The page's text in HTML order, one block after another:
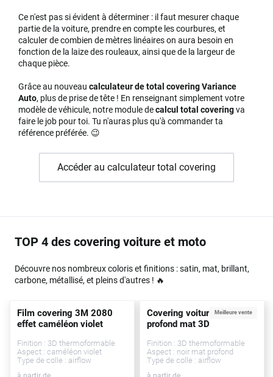
Ce n'est pas si évident à déterminer : il faut mesurer chaque
partie de la voiture, prendre en compte les courbures, et
calculer de combien de mètres linéaires on aura besoin en
fonction de la laize des rouleaux, ainsi que de la largeur de
chaque pièce.
Grâce au nouveaucalculateur de total covering Variance
Auto, plus de prise de tête ! En renseignant simplement votre
modèle de véhicule, notre module decalcul total coveringva
faire le job pour toi. Tu n'auras plus qu'à commander ta
référence préférée. 😉
Accéder au calculateur total covering
TOP 4 des covering voiture et moto
Découvre nos nombreux coloris et finitions : satin, mat, brillant,
carbone, métallisé, et pleins d'autres ! 🔥
Film covering 3M 2080
effet caméléon violet
Finition : 3D thermoformable
Aspect : caméléon violet
Type de colle : airflow
Meilleure vente
Covering voiture noir
profond mat 3D
Finition : 3D thermoformable
Aspect : noir mat profond
Type de colle : airflow